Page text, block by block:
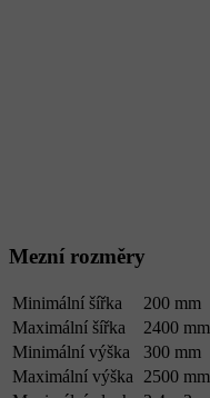
Mezní rozměry
Minimální šířka
200 mm
Maximální šířka
2400 mm
Minimální výška
300 mm
Maximální výška
2500 mm